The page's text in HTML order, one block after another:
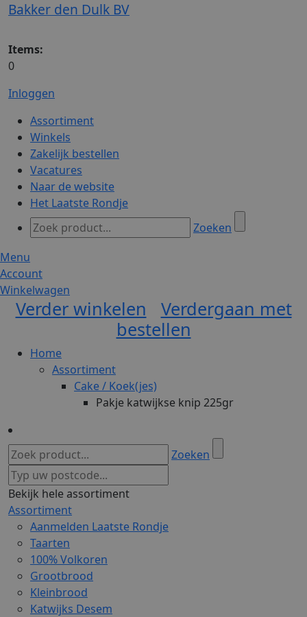
Bakker den Dulk BV
Items:
0
Inloggen
Assortiment
Winkels
Zakelijk bestellen
Vacatures
Naar de website
Het Laatste Rondje
Zoeken
Menu
Account
Winkelwagen
Verder winkelen
Verdergaan met
bestellen
Home
Assortiment
Cake / Koek(jes)
Pakje katwijkse knip 225gr
Zoeken
Bekijk hele assortiment
Assortiment
Aanmelden Laatste Rondje
Taarten
100% Volkoren
Grootbrood
Kleinbrood
Katwijks Desem